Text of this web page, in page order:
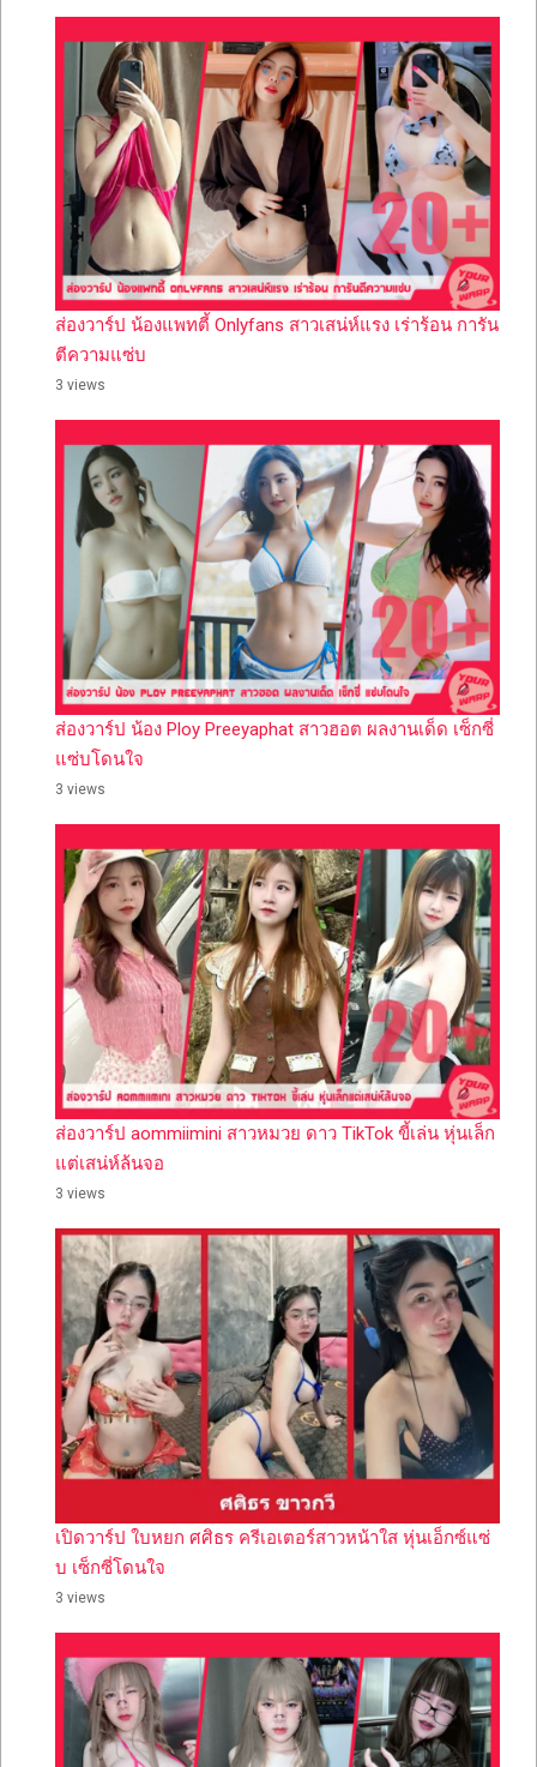
ส่องวาร์ป น้องแพทตี้ Onlyfans สาวเสน่ห์แรง เร่าร้อน การัน
ตีความแซ่บ
3 views
ส่องวาร์ป น้อง Ploy Preeyaphat สาวฮอต ผลงานเด็ด เซ็กซี่
แซ่บโดนใจ
3 views
ส่องวาร์ป aommiimini สาวหมวย ดาว TikTok ขี้เล่น หุ่นเล็ก
แต่เสน่ห์ล้นจอ
3 views
เปิดวาร์ป ใบหยก ศศิธร ครีเอเตอร์สาวหน้าใส หุ่นเอ็กซ์แซ่
บ เซ็กซี่โดนใจ
3 views